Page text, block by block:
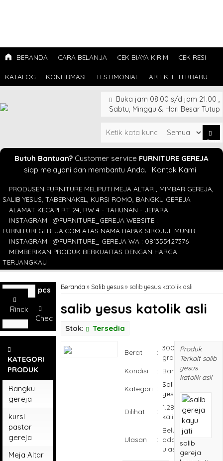
BERANDA CARA BELANJA CEK BIAYA KIRIM CEK RESI
KATALOG KONFIRMASI TESTIMONIAL ARTIKEL TERBARU
Buka jam 08.00 s/d jam 21.00 ,
Sabtu, Minggu & Hari Besar Tutup
Cari
Butuh Bantuan? Customer service FURNITURE GEREJA
siap melayani dan membantu Anda.
Kontak Kami
PRODUSEN FURNITURE MELIPUTI MEJA ALTAR , MIMBAR GEREJA,
SALIB YESUS, TABERNAKEL, KURSI ROMO, BANGKU GEREJA
ALAMAT KECAPI RT 24, RW 4 - TAHUNAN - JEPARA
INSTAGRAM : @FURNITURE_GEREJA WEBSITE :
FURNITUREGEREJA.COM ATAS NAMA BAPAK SIROJUL MUNIR
INSTAGRAM : @FURNITURE_ GEREJA WA : 081355427376
MEMBERIKAN PRODUK BERKUAITAS DENGAN HARGA
TERJANGKAU
Beranda » Salib yesus» salib yesus katolik asli
salib yesus katolik asli
Stok: Tersedia
Berat :
300
gram
Kondisi
: Baru
Kategori :
Salib
yesus
Dilihat :
1.286
kali
Ulasan :
Belum
ada
ulasan
Produk
Terkait salib
yesus
katolik asli
salib
gereja
pcs
Rincian
Checkout
KATEGORI
PRODUK
Bangku
gereja
kursi
pastor
gereja
Meja Altar